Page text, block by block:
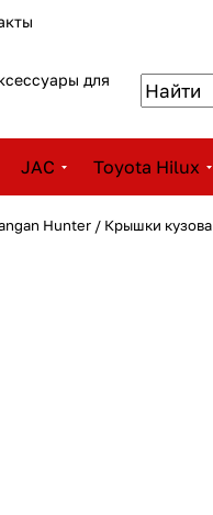
для
JAC Toyota Hilux
Hunter / Крышки кузова